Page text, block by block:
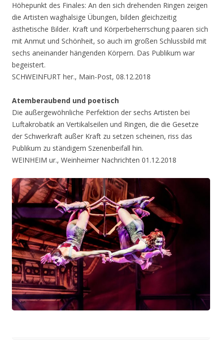
Höhepunkt des Finales: An den sich drehenden Ringen zeigen
die Artisten waghalsige Übungen, bilden gleichzeitig
ästhetische Bilder. Kraft und Körperbeherrschung paaren sich
mit Anmut und Schönheit, so auch im großen Schlussbild mit
sechs aneinander hängenden Körpern. Das Publikum war
begeistert.
SCHWEINFURT her., Main-Post, 08.12.2018
Atemberaubend und poetisch
Die außergewöhnliche Perfektion der sechs Artisten bei
Luftakrobatik an Vertikalseilen und Ringen, die die Gesetze
der Schwerkraft außer Kraft zu setzen scheinen, riss das
Publikum zu ständigem Szenenbeifall hin.
WEINHEIM ur., Weinheimer Nachrichten 01.12.2018